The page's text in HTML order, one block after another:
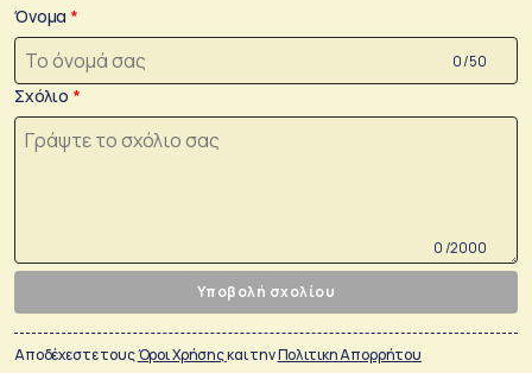
Όνομα
0 /50
Σχόλιο
0 /2000
Υποβολή σχολίου
Αποδέχεστε τουςΌροι Χρήσηςκαι τηνΠολιτικη Απορρήτου